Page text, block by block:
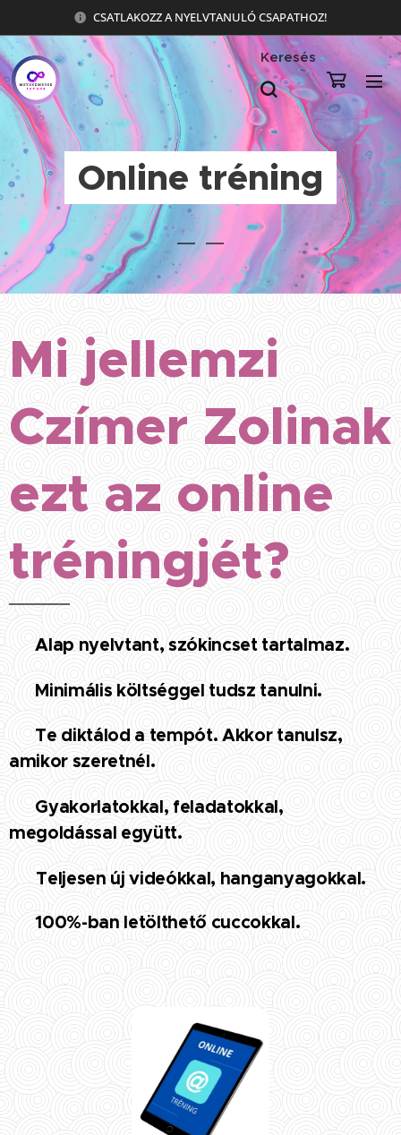
CSATLAKOZZ A NYELVTANULÓ CSAPATHOZ!
Keresés
Online tréning
Mi jellemzi
Czímer Zolinak
ezt az online
tréningjét?
✅ Alap nyelvtant, szókincset tartalmaz.
✅ Minimális költséggel tudsz tanulni.
✅ Te diktálod a tempót. Akkor tanulsz,
amikor szeretnél.
✅ Gyakorlatokkal, feladatokkal,
megoldással együtt.
Teljesen új videókkal, hanganyagokkal.
✅ 100%-ban letölthető cuccokkal.